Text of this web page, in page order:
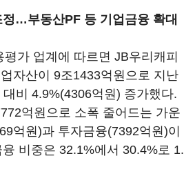
…부동산PF 등 기업금융 확대
평가 업계에 따르면 JB우리캐피
자산이 9조1433억원으로 지난
비 4.9%(4306억원) 증가했다.
억원으로 소폭 줄어드는 가운
억원)과 투자금융(7392억원)이
비중은 32.1%에서 30.4%로 1.